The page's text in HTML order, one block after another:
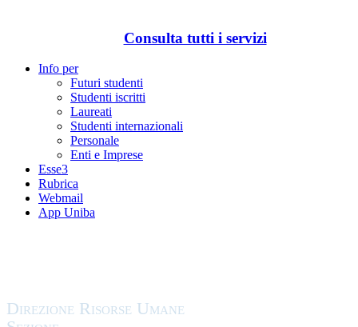
Consulta tutti i servizi
Info per
Futuri studenti
Studenti iscritti
Laureati
Studenti internazionali
Personale
Enti e Imprese
Esse3
Rubrica
Webmail
App Uniba